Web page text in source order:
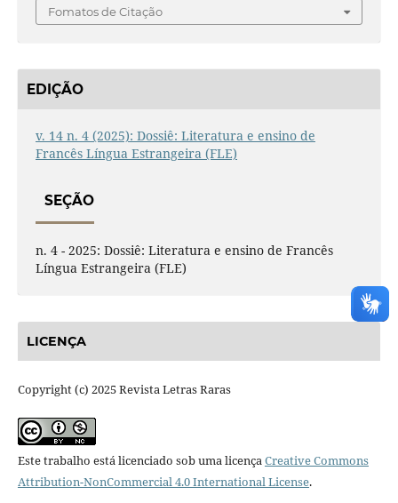
Fomatos de Citação
EDIÇÃO
v. 14 n. 4 (2025): Dossiê: Literatura e ensino de
Francês Língua Estrangeira (FLE)
SEÇÃO
n. 4 - 2025: Dossiê: Literatura e ensino de Francês
Língua Estrangeira (FLE)
LICENÇA
Copyright (c) 2025 Revista Letras Raras
Este trabalho está licenciado sob uma licençaCreative Commons
Attribution-NonCommercial 4.0 International License.